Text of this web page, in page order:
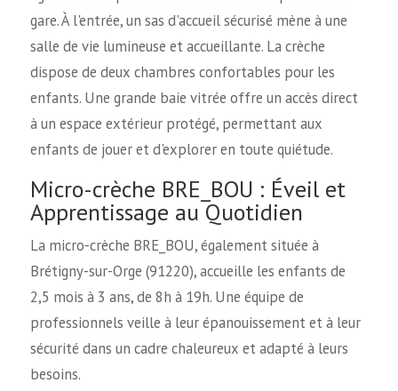
gare. À l'entrée, un sas d'accueil sécurisé mène à une
salle de vie lumineuse et accueillante. La crèche
dispose de deux chambres confortables pour les
enfants. Une grande baie vitrée offre un accès direct
à un espace extérieur protégé, permettant aux
enfants de jouer et d'explorer en toute quiétude.
Micro-crèche BRE_BOU : Éveil et
Apprentissage au Quotidien
La micro-crèche BRE_BOU, également située à
Brétigny-sur-Orge (91220), accueille les enfants de
2,5 mois à 3 ans, de 8h à 19h. Une équipe de
professionnels veille à leur épanouissement et à leur
sécurité dans un cadre chaleureux et adapté à leurs
besoins.